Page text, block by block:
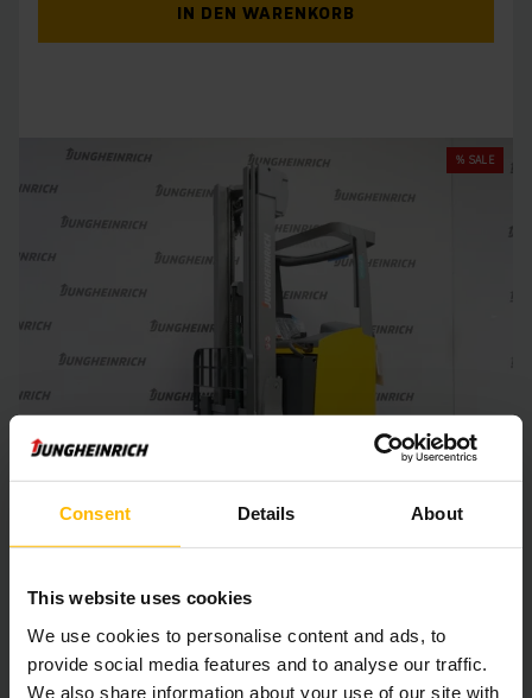
Consent Details About
This website uses cookies
We use cookies to personalise content and ads, to
provide social media features and to analyse our traffic.
We also share information about your use of our site with
IN DEN WARENKORB
% SALE
SCHUBMASTSTAPLER
ETV 214
6.200 mm 1.400 kg